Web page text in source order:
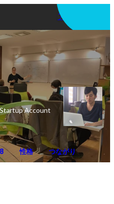
アプリを使う
Account
性格 つながり